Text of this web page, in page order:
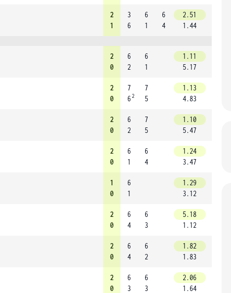
2
1
3
6
6
1
6
4
2.51
1.44
2
0
6
2
6
1
1.11
5.17
2
0
7
62
7
5
1.13
4.83
2
0
6
2
7
5
1.10
5.47
2
0
6
1
6
4
1.24
3.47
1
0
6
1
1.29
3.12
2
0
6
4
6
3
5.18
1.12
2
0
6
4
6
2
1.82
1.83
2
0
6
3
6
3
2.06
1.64